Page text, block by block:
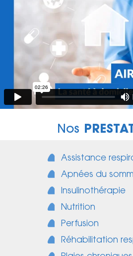
Nos
Assistance
Apnées du
Insulinothérapie
Nutrition
Perfusion
Réhabilitation